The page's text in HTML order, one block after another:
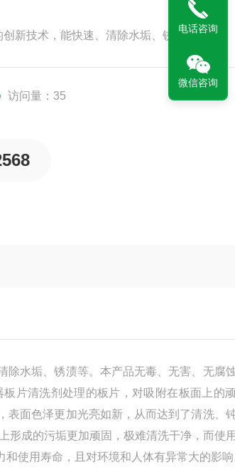
新技术，能快速、清除水垢、锈渍等
访问量：35
水垢、锈渍等。本产品无毒、无害、无腐
片清洗剂处理的板片，对吸附在板面上的
表面色泽更加光亮如新，从而达到了清洗、
形成的污垢更加顽固，极难清洗干净，而使
使用寿命，且对环境和人体有异常大的影
电话咨询
微信咨询